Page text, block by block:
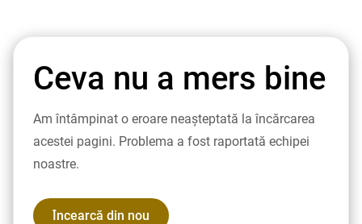
Ceva nu a mers bine
Am întâmpinat o eroare neașteptată la încărcarea
acestei pagini. Problema a fost raportată echipei
noastre.
Încearcă din nou